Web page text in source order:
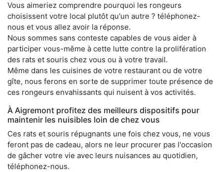
Vous aimeriez comprendre pourquoi les rongeurs
choisissent votre local plutôt qu'un autre ? téléphonez-
nous et vous allez avoir la réponse.
Nous sommes sans conteste capables de vous aider à
participer vous-même à cette lutte contre la prolifération
des rats et souris chez vous ou à votre travail.
Même dans les cuisines de votre restaurant ou de votre
gîte, nous ferons en sorte de supprimer toute présence de
ces rongeurs envahissants qui nuisent à vos activités.
À Aigremont profitez des meilleurs dispositifs pour
maintenir les nuisibles loin de chez vous
Ces rats et souris répugnants une fois chez vous, ne vous
feront pas de cadeau, alors ne leur procurer pas l'occasion
de gâcher votre vie avec leurs nuisances au quotidien,
téléphonez-nous.